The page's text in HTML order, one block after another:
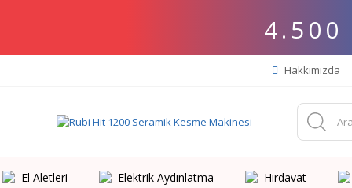
4.500
Hakkımızda
El Aletleri Elektrik Aydınlatma Hırdavat